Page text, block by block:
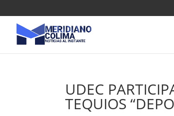
UDEC
TEQUIOS